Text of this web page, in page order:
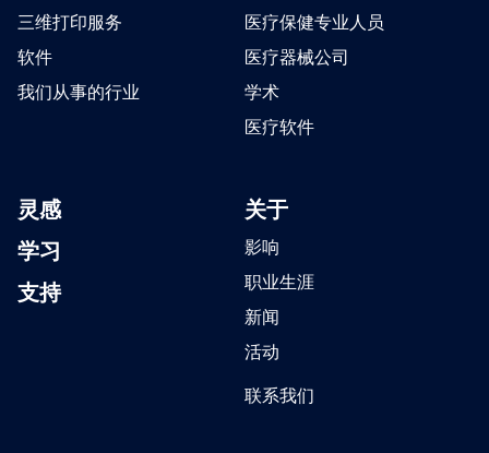
三维打印服务
软件
我们从事的行业
医疗保健专业人员
医疗器械公司
学术
医疗软件
灵感
学习
支持
关于
影响
职业生涯
新闻
活动
联系我们